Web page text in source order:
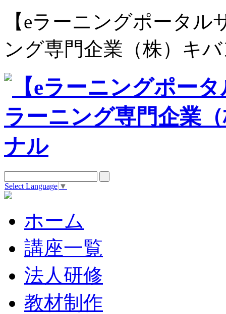
【eラーニングポータル
ング専門企業（株）キ
Select Language ▼
ホーム
講座一覧
法人研修
教材制作